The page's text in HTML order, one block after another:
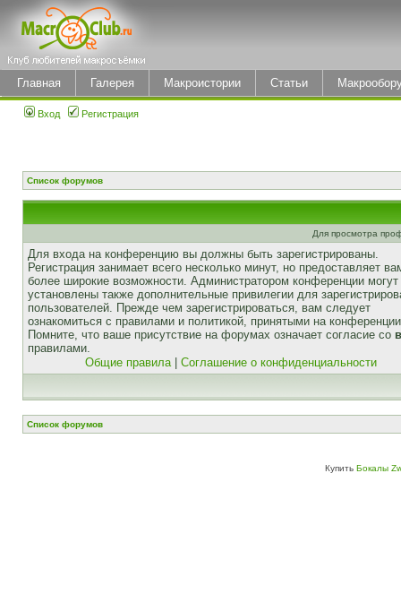
Главная Галерея Макроистории Статьи
Вход Регистрация
Список форумов
Для просмотра
Для входа на конференцию вы должны быть зарегистрированы.
Регистрация занимает всего несколько минут, но предоставляет
более широкие возможности. Администратором конференции
установлены также дополнительные привилегии для
пользователей. Прежде чем зарегистрироваться, вам следует
ознакомиться с правилами и политикой, принятыми на
Помните, что ваше присутствие на форумах означает согласие со
правилами.
Общие правила| Соглашение о конфиденциальности
Список форумов
Купить Бокалы